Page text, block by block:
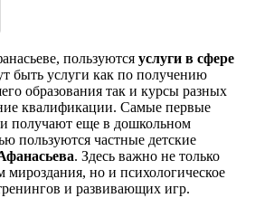
пользуются услуги в сфере
быть услуги как по получению
образования так и курсы разных
квалификации. Самые первые
получают еще в дошкольном
пользуются частные детские
. Здесь важно не только
мироздания, но и психологическое
и развивающих игр.